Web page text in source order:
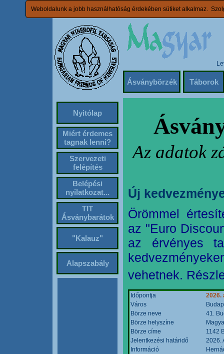
Weboldalunk a jobb használhatóság érdekében sütiket alkalmaz.
Ásványbörzék Táborok
Nyitólap
Miért érdemes
tagnak lenni?
Szervezeti
felépítés
Belépési
nyilatkozat...
TIT
Ásványbarátok
"Kalauz"
Alapszabály
Az adatok
Új
Örömmel
az "Euro
az érvényes
vehetnek.
Időpontja
2026.
Város
Börze neve
41.
Börze helyszíne
Börze címe
1142
Jelentkezési határidő
2026.
Információ